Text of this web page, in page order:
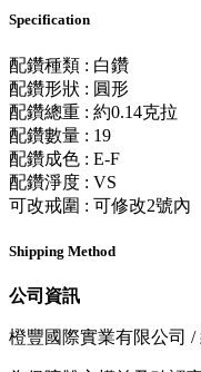
Specification
配鑽種類 : 白鑽
配鑽形狀 : 圓形
配鑽總重 : 約0.14克拉
配鑽數量 : 19
配鑽成色 : E-F
配鑽淨度 : VS
可改戒圍 : 可修改2號內
Shipping Method
公司資訊
橙豐國際實業有限公司 /